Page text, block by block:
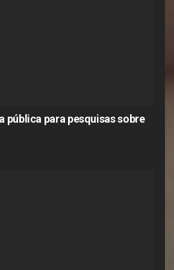
pública para pesquisas sobre